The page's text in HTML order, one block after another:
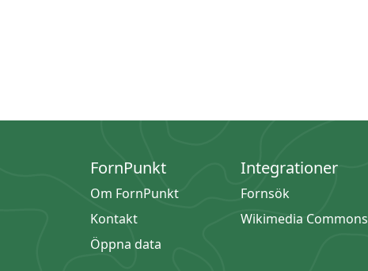
FornPunkt
Om FornPunkt
Kontakt
Öppna data
Integrationer
Fornsök
Wikimedia Commons